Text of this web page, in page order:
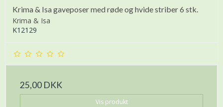
Krima & Isa gaveposer med røde og hvide striber 6 stk.
Krima & Isa
K12129
25,00 DKK
Vis produkt